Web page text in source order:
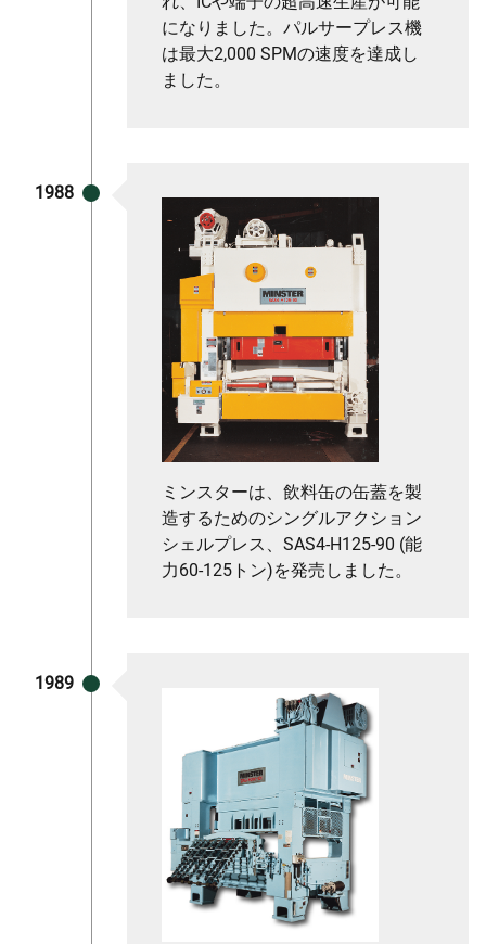
になりました。パルサープレス機
は最大2,000 SPMの速度を達成し
ました。
1988
ミンスターは、飲料缶の缶蓋を製
造するためのシングルアクション
シェルプレス、SAS4-H125-90 (能
力60-125トン)を発売しました。
1989